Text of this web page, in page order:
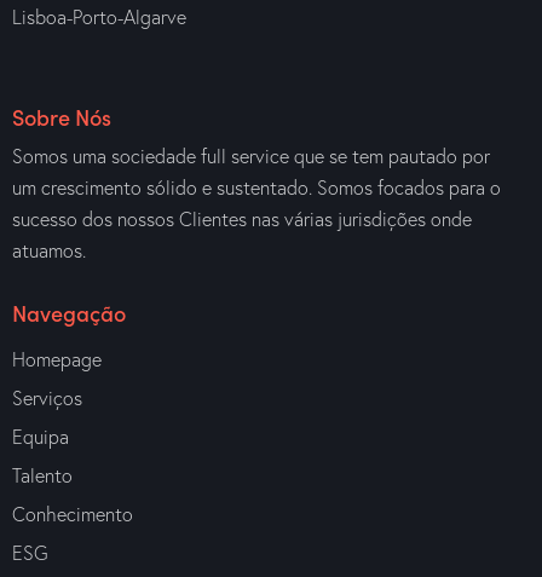
Lisboa-Porto-Algarve
Sobre Nós
Somos uma sociedade full service que se tem pautado por
um crescimento sólido e sustentado. Somos focados para o
sucesso dos nossos Clientes nas várias jurisdições onde
atuamos.
Navegação
Homepage
Serviços
Equipa
Talento
Conhecimento
ESG